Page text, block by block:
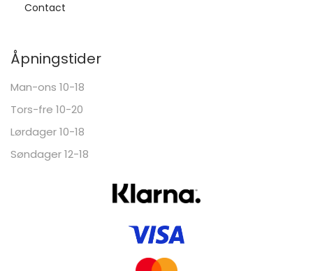
Contact
Åpningstider
Man-ons 10-18
Tors-fre 10-20
Lørdager 10-18
Søndager 12-18